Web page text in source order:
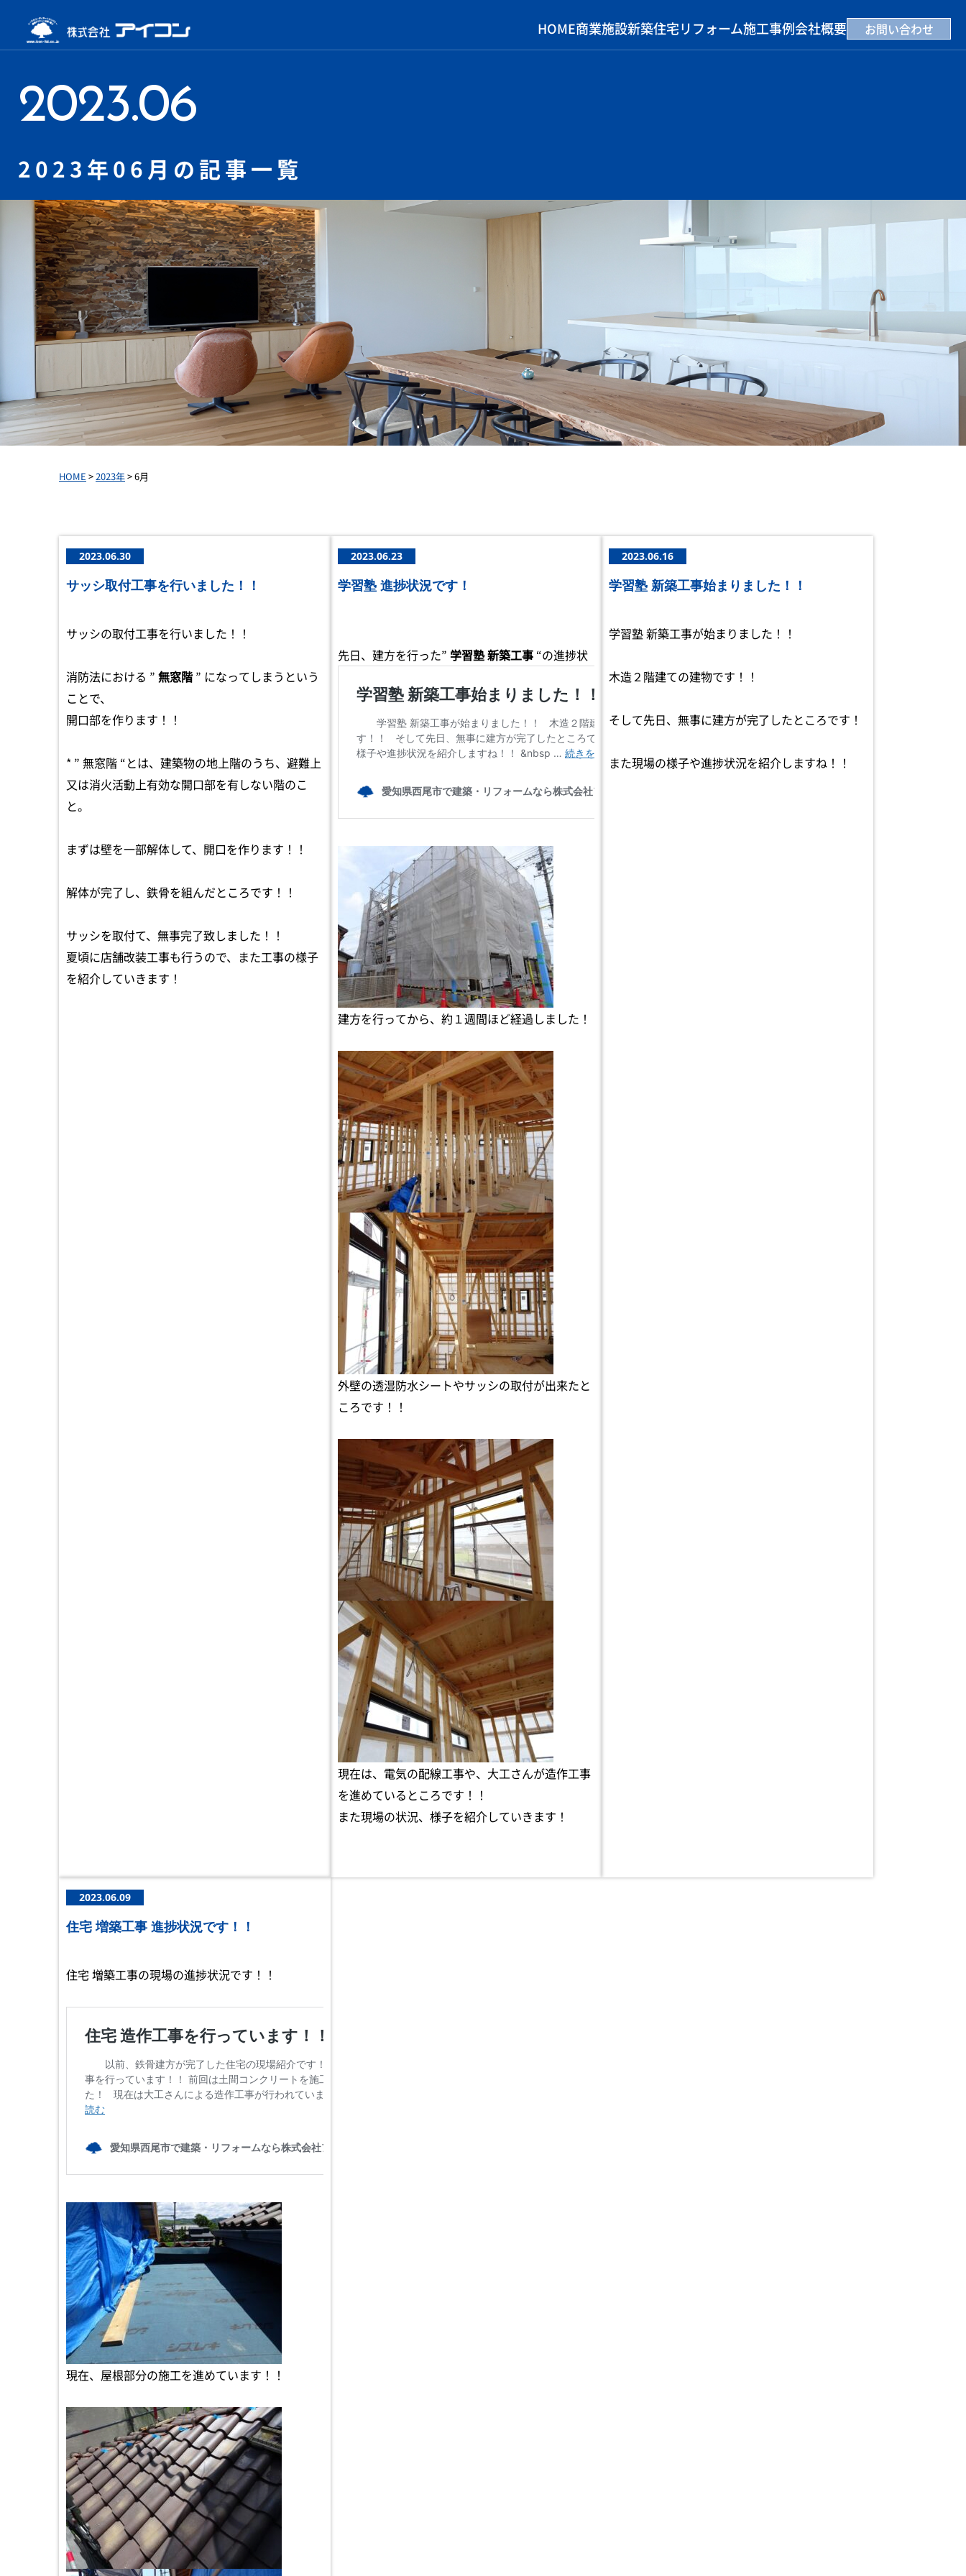
HOME商業施設新築住宅リフォーム施工事例会社概要 お問い合わせ
2023.06
2023年06月の記事一覧
HOME >2023年>6月
2023.06.30
サッシ取付工事を行いました！！
サッシの取付工事を行いました！！
消防法における ” 無窓階 ” になってしまうという
ことで、
開口部を作ります！！
* ” 無窓階 “とは、建築物の地上階のうち、避難上
又は消火活動上有効な開口部を有しない階のこ
と。
まずは壁を一部解体して、開口を作ります！！
解体が完了し、鉄骨を組んだところです！！
サッシを取付て、無事完了致しました！！
夏頃に店舗改装工事も行うので、また工事の様子
を紹介していきます！
2023.06.23
学習塾 進捗状況です！
先日、建方を行った” 学習塾 新築工事“の進捗状
建方を行ってから、約１週間ほど経過しました！
外壁の透湿防水シートやサッシの取付が出来たと
ころです！！
現在は、電気の配線工事や、大工さんが造作工事
を進めているところです！！
また現場の状況、様子を紹介していきます！
2023.06.16
学習塾 新築工事始まりました！！
学習塾 新築工事が始まりました！！
木造２階建ての建物です！！
そして先日、無事に建方が完了したところです！
また現場の様子や進捗状況を紹介しますね！！
2023.06.09
住宅 増築工事 進捗状況です！！
住宅 増築工事の現場の進捗状況です！！
現在、屋根部分の施工を進めています！！